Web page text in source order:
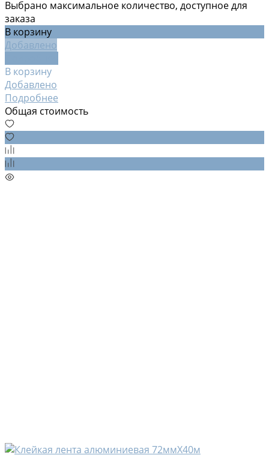
Выбрано максимальное количество, доступное для
заказа
В корзину
Добавлено
В корзину
Добавлено
Подробнее
Общая стоимость